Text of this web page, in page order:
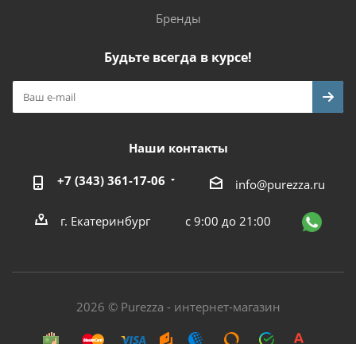
Бренды
Будьте всегда в курсе!
Наши контакты
+7 (343) 361-17-06 info@purezza.ru
г. Екатеринбург с 9:00 до 21:00
2026 © Purezza - интернет-магазин